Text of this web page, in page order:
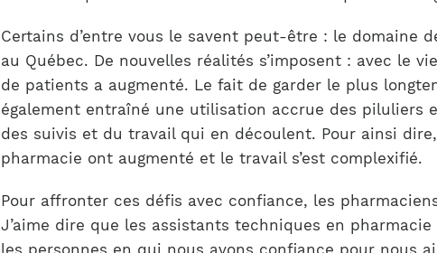
Certains d’entre vous le savent peut-être : le domaine
au Québec. De nouvelles réalités s’imposent : avec le
de patients a augmenté. Le fait de garder le plus
également entraîné une utilisation accrue des piluliers
des suivis et du travail qui en découlent. Pour ainsi
pharmacie ont augmenté et le travail s’est complexifié.
Pour affronter ces défis avec confiance, les
J’aime dire que les assistants techniques en
les personnes en qui nous avons confiance pour nous